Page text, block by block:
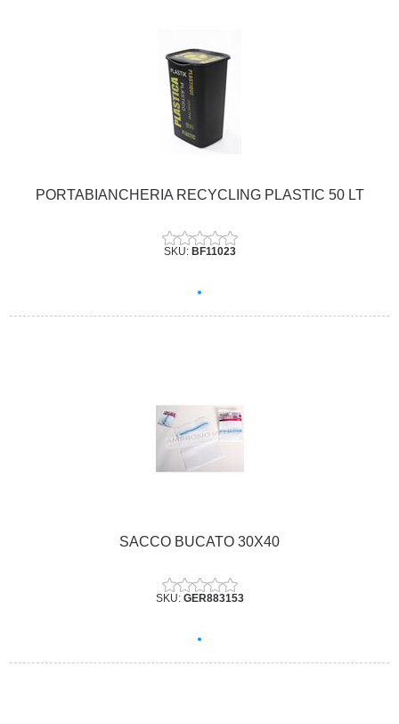
PORTABIANCHERIA RECYCLING PLASTIC 50 LT
SKU: BF11023
SACCO BUCATO 30X40
SKU: GER883153